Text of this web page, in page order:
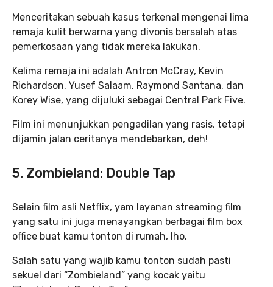
Menceritakan sebuah kasus terkenal mengenai lima
remaja kulit berwarna yang divonis bersalah atas
pemerkosaan yang tidak mereka lakukan.
Kelima remaja ini adalah Antron McCray, Kevin
Richardson, Yusef Salaam, Raymond Santana, dan
Korey Wise, yang dijuluki sebagai Central Park Five.
Film ini menunjukkan pengadilan yang rasis, tetapi
dijamin jalan ceritanya mendebarkan, deh!
5. Zombieland: Double Tap
Selain film asli Netflix, yam layanan streaming film
yang satu ini juga menayangkan berbagai film box
office buat kamu tonton di rumah, lho.
Salah satu yang wajib kamu tonton sudah pasti
sekuel dari “Zombieland” yang kocak yaitu